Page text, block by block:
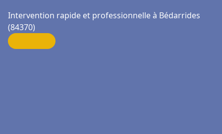
Intervention rapide et professionnelle à Bédarrides
(84370)